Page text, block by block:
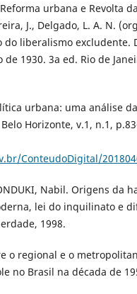
Reforma urbana e Revolta
J., Delgado, L. A. N.
do liberalismo excludente.
de 1930. 3a ed. Rio de
urbana: uma análise
Horizonte, v.1, n.1,
ConteudoDigital/
Nabil. Origens da
lei do inquilinato e
1998.
o regional e o
no Brasil na década de